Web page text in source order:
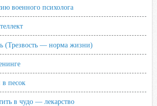
военного психолога
(Трезвость — норма жизни)
песок
в чудо — лекарство